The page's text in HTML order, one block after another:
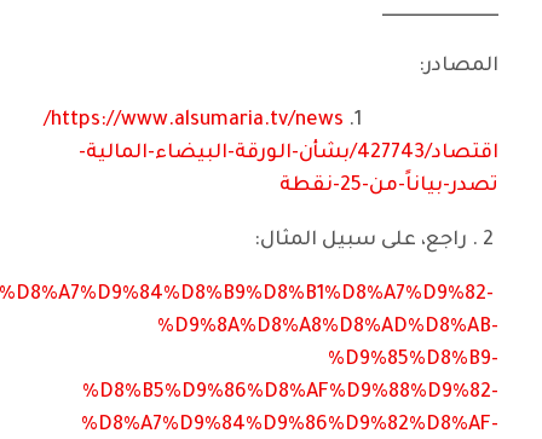
ــــــــــــــــــــــــــــــــ
المصادر:
https://www.alsumaria.tv/news/
اقتصاد/427743/بشأن-الورقة-البيضاء-المالية-
تصدر-بياناً-من-25-نقطة
%D9%8A%D8%A8%D8%AD%D8%AB-
%D9%85%D8%B9-
%D8%B5%D9%86%D8%AF%D9%88%D9%82-
%D8%A7%D9%84%D9%86%D9%82%D8%AF-